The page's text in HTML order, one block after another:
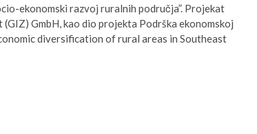
ekonomski razvoj ruralnih područja”. Projekat
GmbH, kao dio projekta Podrška ekonomskoj
diversification of rural areas in Southeast